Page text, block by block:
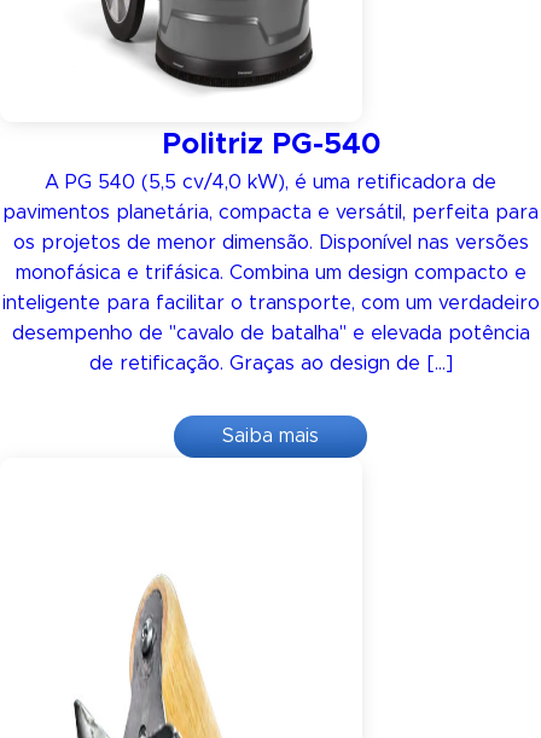
Politriz PG-540
A PG 540 (5,5 cv/4,0 kW), é uma retificadora de
pavimentos planetária, compacta e versátil, perfeita para
os projetos de menor dimensão. Disponível nas versões
monofásica e trifásica. Combina um design compacto e
inteligente para facilitar o transporte, com um verdadeiro
desempenho de "cavalo de batalha" e elevada potência
de retificação. Graças ao design de […]
Saiba mais